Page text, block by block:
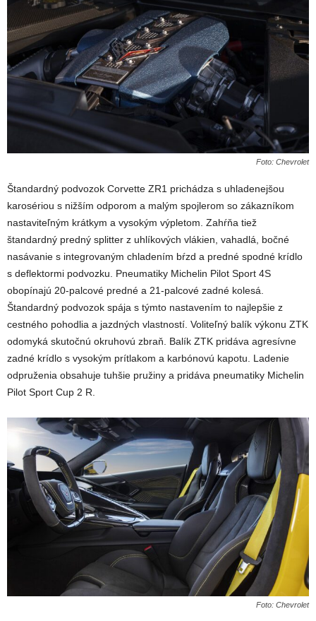
Foto: Chevrolet
Štandardný podvozok Corvette ZR1 prichádza s uhladenejšou
karosériou s nižším odporom a malým spojlerom so zákazníkom
nastaviteľným krátkym a vysokým výpletom. Zahŕňa tiež
štandardný predný splitter z uhlíkových vlákien, vahadlá, bočné
nasávanie s integrovaným chladením bŕzd a predné spodné krídlo
s deflektormi podvozku. Pneumatiky Michelin Pilot Sport 4S
obopínajú 20-palcové predné a 21-palcové zadné kolesá.
Štandardný podvozok spája s týmto nastavením to najlepšie z
cestného pohodlia a jazdných vlastností. Voliteľný balík výkonu ZTK
odomyká skutočnú okruhovú zbraň. Balík ZTK pridáva agresívne
zadné krídlo s vysokým prítlakom a karbónovú kapotu. Ladenie
odpruženia obsahuje tuhšie pružiny a pridáva pneumatiky Michelin
Pilot Sport Cup 2 R.
Foto: Chevrolet